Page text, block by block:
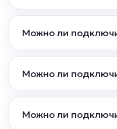
Можно ли
Можно ли
Можно ли